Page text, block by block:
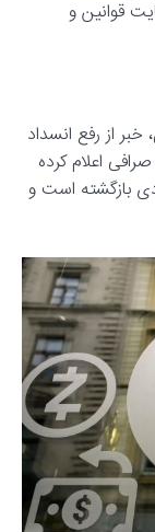
قوانین و
خبر از رفع انسداد
اعلام کرده
بازگشته است و